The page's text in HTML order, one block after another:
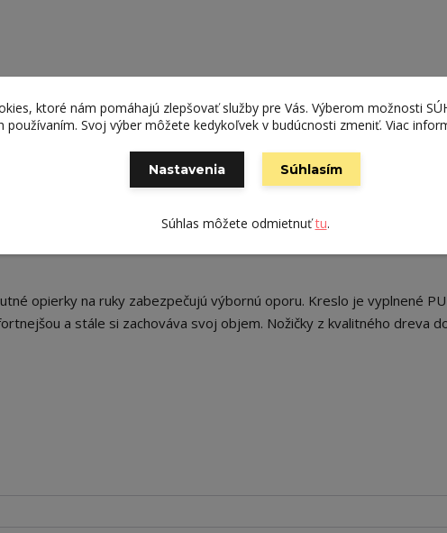
opierky na ruky zabezpečujú výbornú oporu. Kreslo je vyplnené
a stále si zachováva svoj objem. Nožičky z kvalitného dreva
ktoré nám pomáhajú zlepšovať služby pre Vás. Výberom možnosti
používaním. Svoj výber môžete kedykoľvek v budúcnosti zmeniť. Viac
Nastavenia Súhlasím
Súhlas môžete odmietnuťtu.